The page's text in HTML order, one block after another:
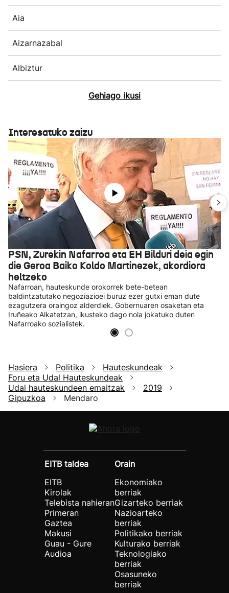
Aia
Aizarnazabal
Albiztur
Gehiago ikusi
Interesatuko zaizu
PSN, Zurekin Nafarroa eta EH Bilduri deia egin
die Geroa Baiko Koldo Martinezek, akordiora
heltzeko
Nafarroan, hauteskunde orokorrek bete-betean
baldintzatutako negoziazioei buruz ezer gutxi eman dute
ezagutzera oraingoz alderdiek. Gobernuaren osaketan eta
Iruñeako Alkatetzan, ikusteko dago nola jokatuko duten
Nafarroako sozialistek.
Hasiera Politika
Hauteskundeak
Foru eta Udal Hauteskundeak
Udal hauteskundeen emaitzak
2019
Gipuzkoa
Mendaro
EITB taldea
EITB
Kirolak
Telebista nahieran
Primeran
Gaztea
Makusi
Guau - Gure
Audioa
Orain
Ekonomiako
berriak
Gizarteko berriak
Nazioarteko
berriak
Politikako berriak
Kulturako berriak
Teknologiako
berriak
Osasuneko
berriak